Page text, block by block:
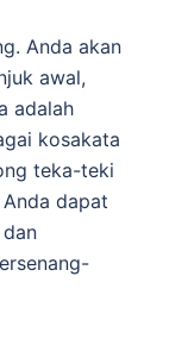
Anda akan
awal,
adalah
kosakata
teka-teki
Anda dapat